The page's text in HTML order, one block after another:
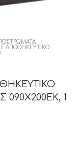
ΑΠΟΘΗΚΕΥΤΙΚΟ
1